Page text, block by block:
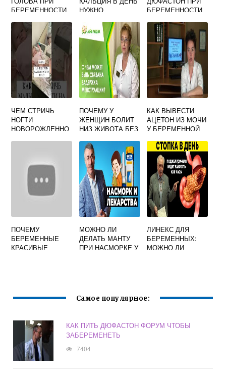
БЕРЕМЕННОСТИ
ТРИМЕСТРЕ
НУЖНО
МАМЕ
БЕРЕМЕННОСТИ
ЧЕМ СТРИЧЬ
НОГТИ
НОВОРОЖДЕННО
ПОЧЕМУ У
ЖЕНЩИН БОЛИТ
НИЗ ЖИВОТА БЕЗ
ПРИЧИНЫ КРОМЕ
БЕРЕМЕННОСТИ
КАК ВЫВЕСТИ
АЦЕТОН ИЗ МОЧИ
У БЕРЕМЕННОЙ
ПОЧЕМУ
БЕРЕМЕННЫЕ
КРАСИВЫЕ
МОЖНО ЛИ
ДЕЛАТЬ МАНТУ
ПРИ НАСМОРКЕ У
ЛИНЕКС ДЛЯ
БЕРЕМЕННЫХ:
МОЖНО ЛИ
Самое популярное:
КАК ПИТЬ ДЮФАСТОН ФОРУМ ЧТОБЫ
ЗАБЕРЕМЕНЕТЬ
7404